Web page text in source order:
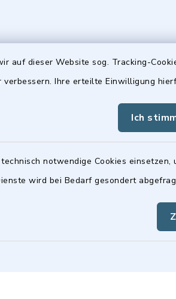
auf dieser Website sog. Tracking-
Ihre erteilte Einwilligung
Ich
notwendige Cookies
wird bei Bedarf gesondert
Öffnungszeiten
08:00-12:00 Uhr
Montag zusätzlich:
14:00-18:00 Uhr